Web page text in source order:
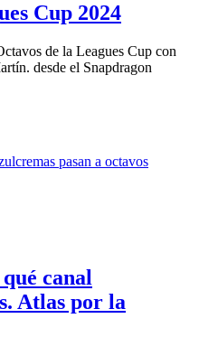
Cup 2024
de la Leagues Cup con
desde el Snapdragon
canal
Atlas por la